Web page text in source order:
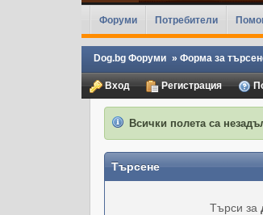
Форуми Потребители
Dog.bg Форуми » Форма за
Вход Регистрация
Всички полета са
Търсене
Търси за